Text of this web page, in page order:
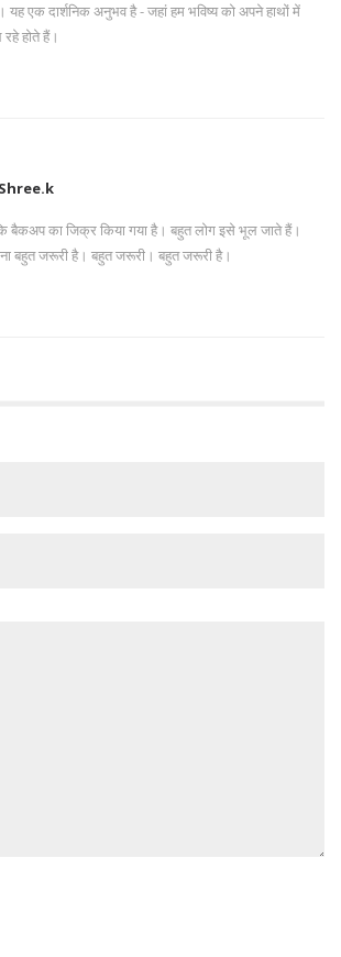
यह एक दार्शनिक अनुभव है - जहां हम भविष्य को अपने हाथों में
होते हैं।
बैकअप का जिक्र किया गया है। बहुत लोग इसे भूल जाते हैं।
बहुत जरूरी है। बहुत जरूरी। बहुत जरूरी है।